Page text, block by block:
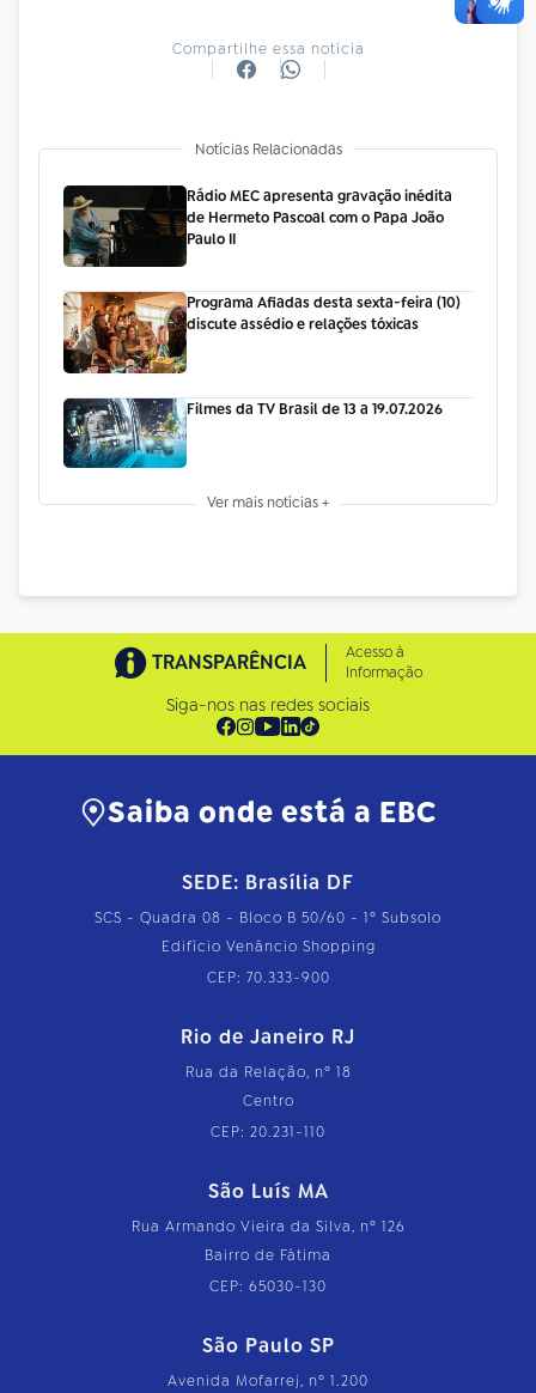
Compartilhe essa notícia
Notícias Relacionadas
Rádio MEC apresenta gravação inédita
de Hermeto Pascoal com o Papa João
Paulo II
Programa Afiadas desta sexta-feira (10)
discute assédio e relações tóxicas
Filmes da TV Brasil de 13 a 19.07.2026
Ver mais notícias +
TRANSPARÊNCIA
Acesso à
Informação
Siga-nos nas redes sociais
Saiba onde está a EBC
SEDE: Brasília DF
SCS - Quadra 08 - Bloco B 50/60 - 1º Subsolo
Edifício Venâncio Shopping
CEP: 70.333-900
Rio de Janeiro RJ
Rua da Relação, nº 18
Centro
CEP: 20.231-110
São Luís MA
Rua Armando Vieira da Silva, nº 126
Bairro de Fátima
CEP: 65030-130
São Paulo SP
Avenida Mofarrej, nº 1.200